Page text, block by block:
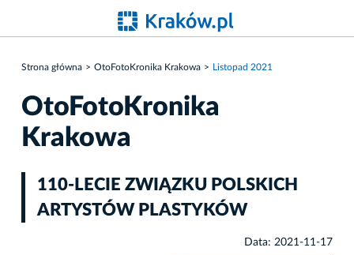
Strona główna OtoFotoKronika Krakowa Listopad 2021
OtoFotoKronika
Krakowa
110-LECIE ZWIĄZKU POLSKICH
ARTYSTÓW PLASTYKÓW
Data: 2021-11-17